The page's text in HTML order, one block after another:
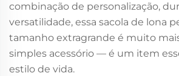
combinação de personalização,
versatilidade, essa sacola de lona
tamanho extragrande é muito
simples acessório — é um item
estilo de vida.